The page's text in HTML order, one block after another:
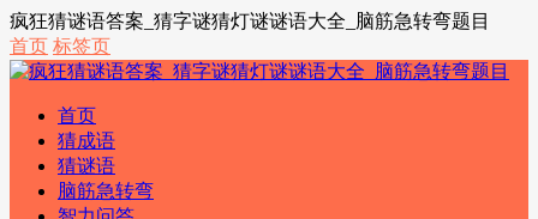
疯狂猜谜语答案_猜字谜猜灯谜谜语大全_脑筋急转弯题目
首页 标签页
首页
猜成语
猜谜语
脑筋急转弯